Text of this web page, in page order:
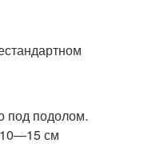
под подолом.
10—15 см